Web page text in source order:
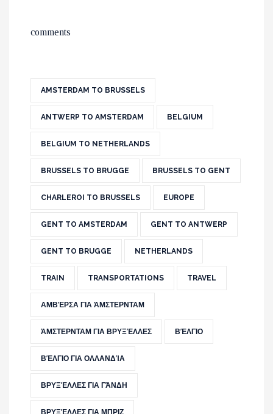
comments
AMSTERDAM TO BRUSSELS
ANTWERP TO AMSTERDAM BELGIUM
BELGIUM TO NETHERLANDS
BRUSSELS TO BRUGGE BRUSSELS TO GENT
CHARLEROI TO BRUSSELS EUROPE
GENT TO AMSTERDAM GENT TO ANTWERP
GENT TO BRUGGE NETHERLANDS
TRAIN TRANSPORTATIONS TRAVEL
ΑΜΒΈΡΣΑ ΓΙΑ ΆΜΣΤΕΡΝΤΑΜ
ΆΜΣΤΕΡΝΤΑΜ ΓΙΑ ΒΡΥΞΈΛΛΕΣ ΒΈΛΓΙΟ
ΒΈΛΓΙΟ ΓΙΑ ΟΛΛΑΝΔΊΑ
ΒΡΥΞΈΛΛΕΣ ΓΙΑ ΓΆΝΔΗ